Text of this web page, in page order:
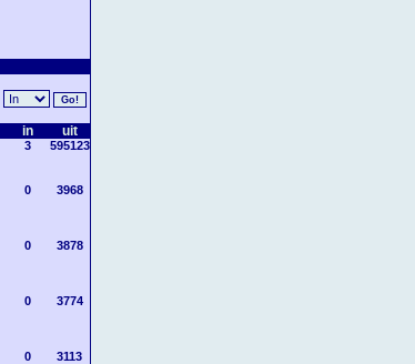
in uit
3
595123
0
3968
0
3878
0
3774
0
3113